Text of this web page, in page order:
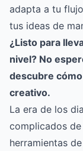
adapta a tu
tus ideas de
¿Listo para
nivel? No
descubre
creativo.
La era de los
complicados
herramientas